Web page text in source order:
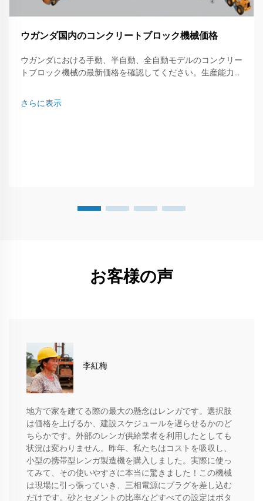
ウガンダ国内のコンクリートブロック機械価格
ウガンダにおける手動、半自動、全自動モデルのコンクリー
トブロック機械の最新価格を確認してください。生産能力、
びましょう。
さらに表示
お客様の声
李紅梅
地方で家を建てる際の最大の懸念はレンガです。選択肢
は価格を上げるか、建設スケジュールを遅らせるかのど
ちらかです。外部のレンガ供給業者を利用したとしても
状況は変わりません。昨年、私たちはコストを吸収し、
小型の携帯型レンガ製造機を購入しました。実際に使っ
てみて、その使いやすさに本当に驚きました！この機械
は現場に引っ張っていき、三相電源にプラグを差し込む
だけです。砂とセメントの比率などすべての設定はボタ